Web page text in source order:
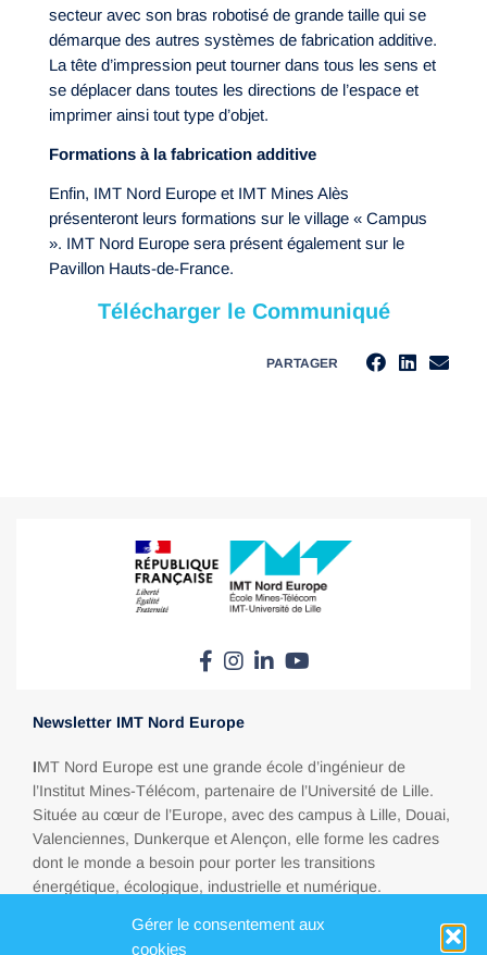
Gérer le consentement aux
cookies
secteur avec son bras robotisé de grande taille qui se
démarque des autres systèmes de fabrication additive.
La tête d’impression peut tourner dans tous les sens et
se déplacer dans toutes les directions de l’espace et
imprimer ainsi tout type d’objet.
Formations à la fabrication additive
Enfin, IMT Nord Europe et IMT Mines Alès
présenteront leurs formations sur le village « Campus
». IMT Nord Europe sera présent également sur le
Pavillon Hauts-de-France.
Télécharger le Communiqué
PARTAGER
Newsletter IMT Nord Europe
IMT Nord Europe est une grande école d’ingénieur de
l’Institut Mines-Télécom, partenaire de l’Université de Lille.
Située au cœur de l’Europe, avec des campus à Lille, Douai,
Valenciennes, Dunkerque et Alençon, elle forme les cadres
dont le monde a besoin pour porter les transitions
énergétique, écologique, industrielle et numérique.